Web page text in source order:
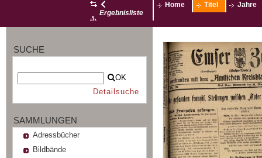
Ergebnisliste
Home Titel Jahre
SUCHE
OK
Detailsuche
SAMMLUNGEN
Adressbücher
Bildbände